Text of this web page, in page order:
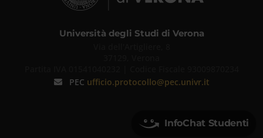
Università degli Studi di Verona
PEC ufficio.protocollo@pec.univr.it
InfoChat Studenti